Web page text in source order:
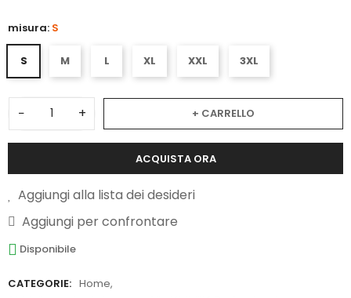
misura: S
S M L XL XXL 3XL
− + + CARRELLO
ACQUISTA ORA
Aggiungi alla lista dei desideri
Aggiungi per confrontare
Disponibile
CATEGORIE: Home,